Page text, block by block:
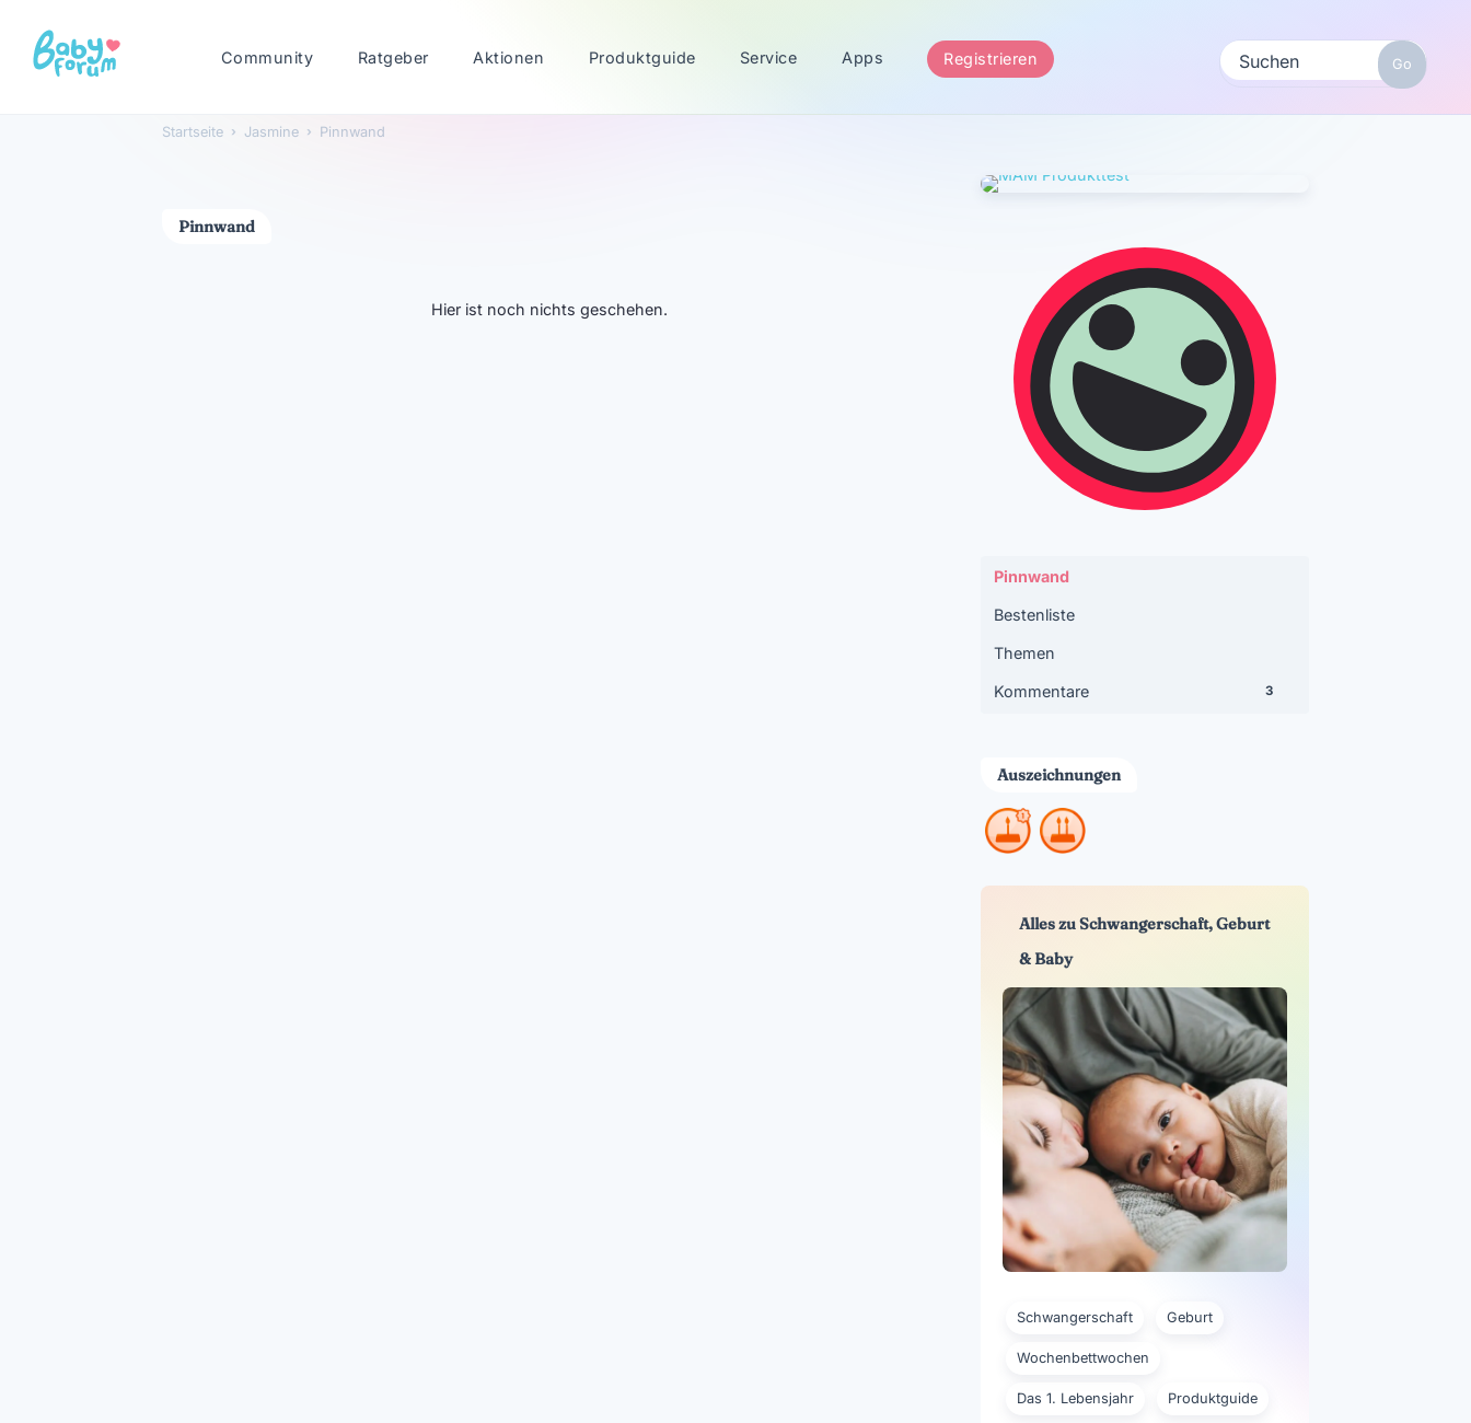
Community Ratgeber Aktionen Produktguide Service Apps Registrieren
Startseite › Jasmine › Pinnwand
Pinnwand
Hier ist noch nichts geschehen.
Pinnwand
Bestenliste
Themen
Kommentare 3
Auszeichnungen
Alles zu Schwangerschaft, Geburt
& Baby
Schwangerschaft Geburt
Wochenbettwochen
Das 1. Lebensjahr Produktguide